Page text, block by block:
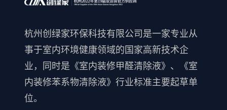
杭州创绿家环保科技有限公司是一家专业从
事于室内环境健康领域的国家高新技术企
业，同时是《室内装修甲醛清除液》、《室
内装修苯系物清除液》行业标准主要起草单
位。